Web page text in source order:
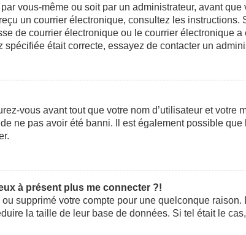
vous-même ou soit par un administrateur, avant
un courrier électronique, consultez les
de courrier électronique ou le courrier électronique
spécifiée était correcte, essayez de contacter un
vous avant tout que votre nom d’utilisateur et votre
ne pas avoir été banni. Il est également possible
à présent plus me connecter ?!
ou supprimé votre compte pour une quelconque
la taille de leur base de données. Si tel était le